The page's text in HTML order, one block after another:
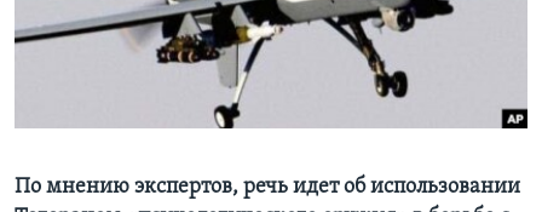
Learning English
По мнению экспертов, речь идет об использовании